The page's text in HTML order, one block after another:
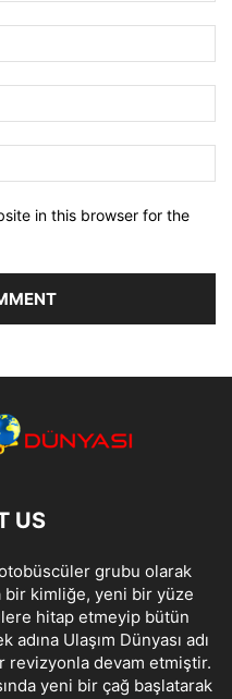
in this browser for the
US
otobüscüler grubu olarak
bir kimliğe, yeni bir yüze
hitap etmeyip bütün
Ulaşım Dünyası adı
revizyonla devam etmiştir.
yeni bir çağ başlatarak